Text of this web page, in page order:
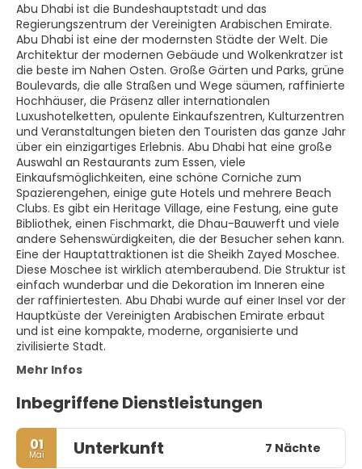
Abu Dhabi ist die Bundeshauptstadt und das
Regierungszentrum der Vereinigten Arabischen Emirate.
Abu Dhabi ist eine der modernsten Städte der Welt. Die
Architektur der modernen Gebäude und Wolkenkratzer ist
die beste im Nahen Osten. Große Gärten und Parks, grüne
Boulevards, die alle Straßen und Wege säumen, raffinierte
Hochhäuser, die Präsenz aller internationalen
Luxushotelketten, opulente Einkaufszentren, Kulturzentren
und Veranstaltungen bieten den Touristen das ganze Jahr
über ein einzigartiges Erlebnis. Abu Dhabi hat eine große
Auswahl an Restaurants zum Essen, viele
Einkaufsmöglichkeiten, eine schöne Corniche zum
Spazierengehen, einige gute Hotels und mehrere Beach
Clubs. Es gibt ein Heritage Village, eine Festung, eine gute
Bibliothek, einen Fischmarkt, die Dhau-Bauwerft und viele
andere Sehenswürdigkeiten, die der Besucher sehen kann.
Eine der Hauptattraktionen ist die Sheikh Zayed Moschee.
Diese Moschee ist wirklich atemberaubend. Die Struktur ist
einfach wunderbar und die Dekoration im Inneren eine
der raffiniertesten. Abu Dhabi wurde auf einer Insel vor der
Hauptküste der Vereinigten Arabischen Emirate erbaut
und ist eine kompakte, moderne, organisierte und
zivilisierte Stadt.
Mehr Infos
Inbegriffene Dienstleistungen
01
Mai Unterkunft 7 Nächte